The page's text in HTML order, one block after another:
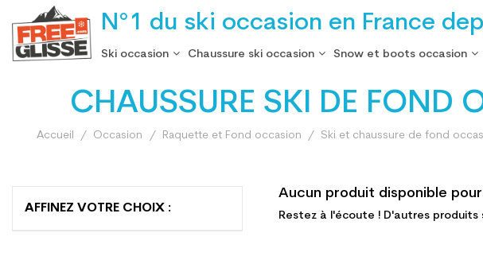
N°1 du ski occasion en France
Ski occasion Chaussure ski occasion Snow et boots occasion
CHAUSSURE SKI DE FOND
Accueil Occasion Raquette et Fond occasion Ski et chaussure de fond
AFFINEZ VOTRE CHOIX :
Aucun produit disponible
Restez à l'écoute ! D'autres